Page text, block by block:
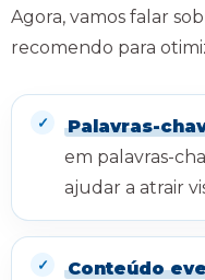
Agora, vamos falar
recomendo para
Palavras-
em palavras-
ajudar a atrair
Conteúdo